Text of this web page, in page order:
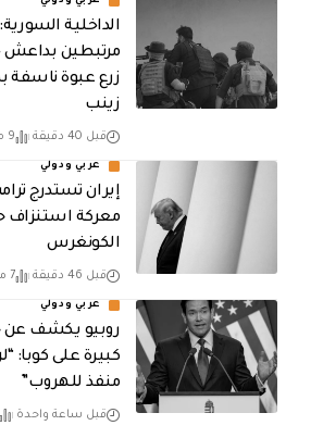
الداخلية
مرتبطين بداعش
زرع عبوة ناسفة
زينب
قبل 40 دقيقة 9 مشاهدات
عربي ودولي
إيران تستدرج
معركة استنزاف
الكونغرس
قبل 46 دقيقة 7 مشاهدات
عربي ودولي
روبيو يكشف
كبيرة على كوبا:
منفذ للهروب”
قبل ساعة واحدة